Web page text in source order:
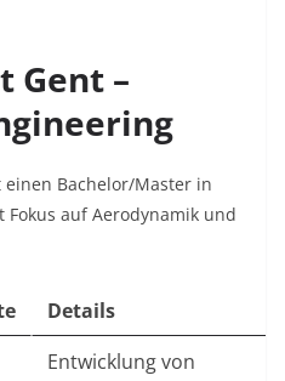
Gent –
Bachelor/Master in
auf Aerodynamik und
Details
Entwicklung von